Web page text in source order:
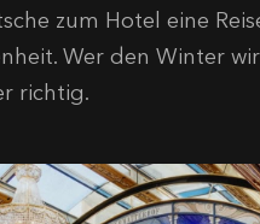
zum Hotel eine
Wer den Winter
richtig.